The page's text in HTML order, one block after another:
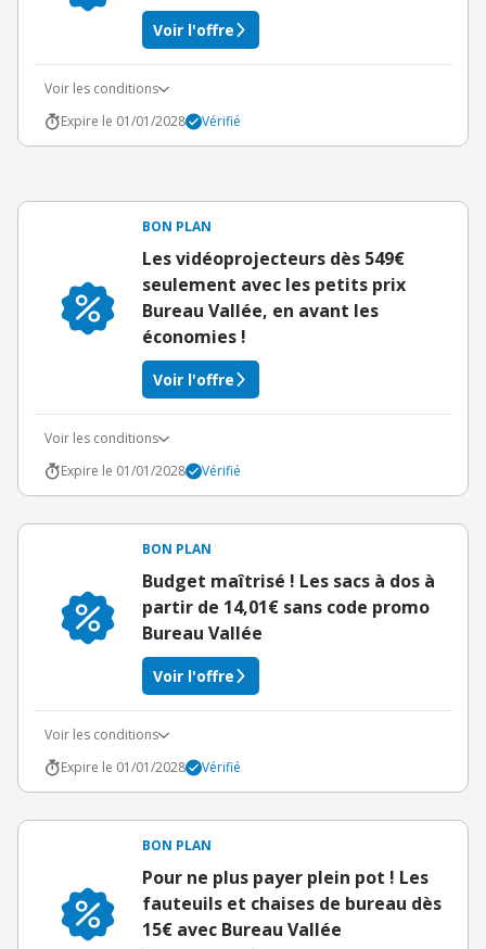
Voir l'offre
Voir les conditions
Expire le 01/01/2028
Vérifié
BON PLAN
Les vidéoprojecteurs dès 549€
seulement avec les petits prix
Bureau Vallée, en avant les
économies !
Voir l'offre
Voir les conditions
Expire le 01/01/2028
Vérifié
BON PLAN
Budget maîtrisé ! Les sacs à dos à
partir de 14,01€ sans code promo
Bureau Vallée
Voir l'offre
Voir les conditions
Expire le 01/01/2028
Vérifié
BON PLAN
Pour ne plus payer plein pot ! Les
fauteuils et chaises de bureau dès
15€ avec Bureau Vallée